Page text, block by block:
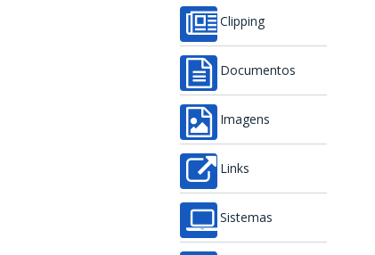
Clipping
Documentos
Imagens
Links
Sistemas